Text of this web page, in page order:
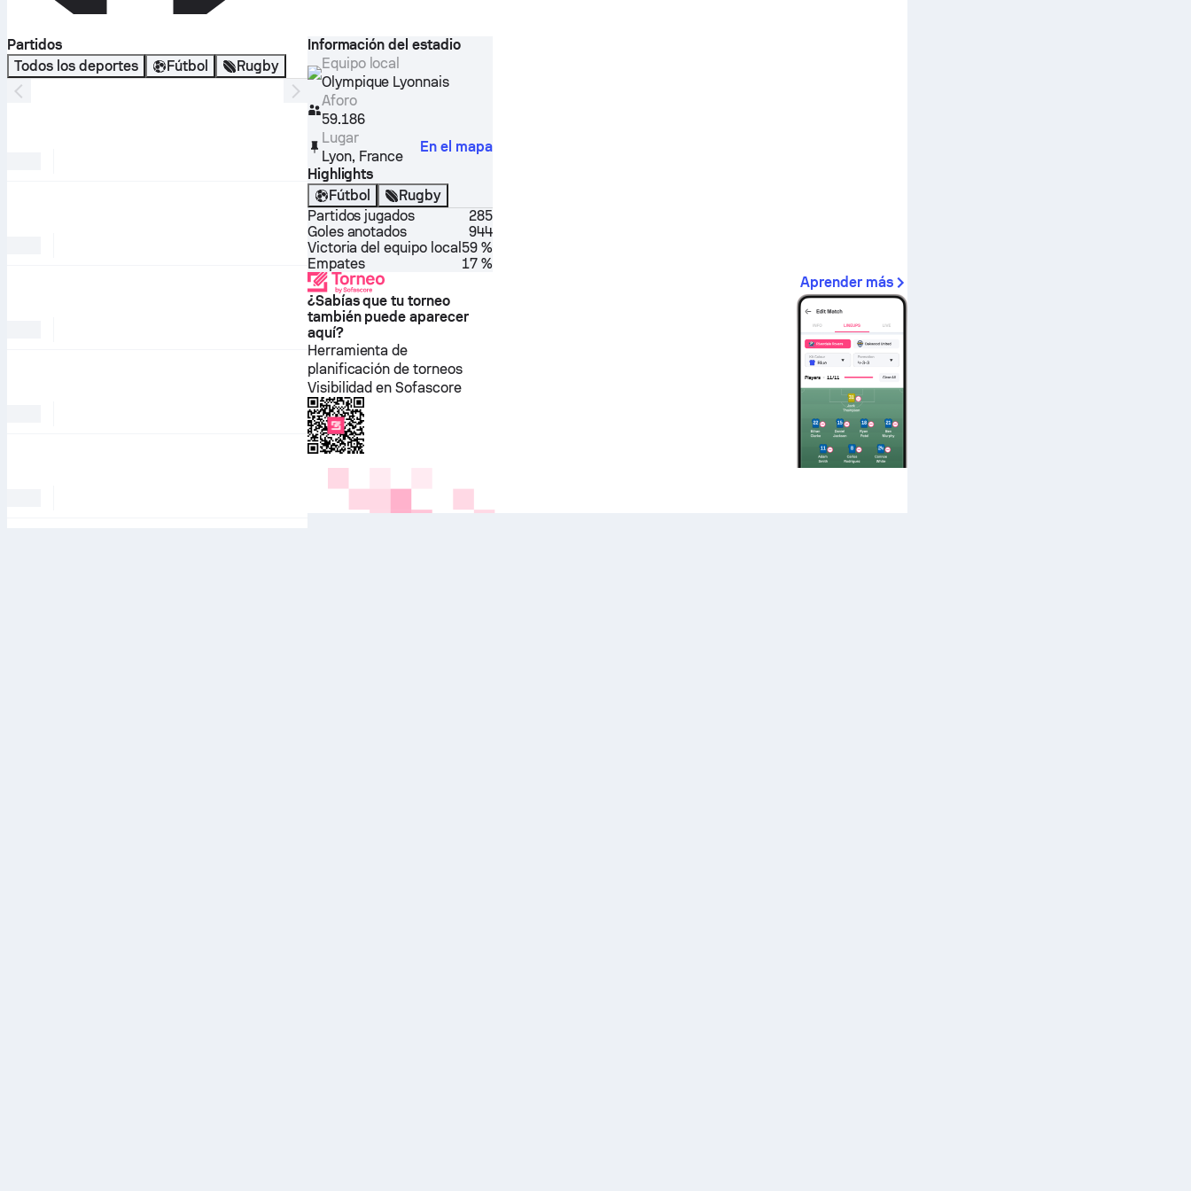
Partidos
Todos los deportes
Fútbol Rugby
Información del estadio
Equipo local
Olympique Lyonnais
Aforo
59.186
Lugar
Lyon, France
En el mapa
Highlights
Fútbol
Rugby
Partidos jugados
285
Goles anotados
944
Victoria del equipo local 59 %
Empates
17 %
Aprender más
¿Sabías que tu torneo
también puede aparecer
aquí?
Herramienta de
planificación de torneos
Visibilidad en Sofascore